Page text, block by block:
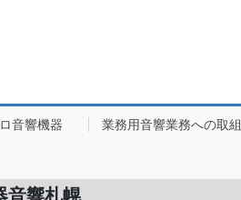
音響機器 業務用音響業務への取組
音響札幌